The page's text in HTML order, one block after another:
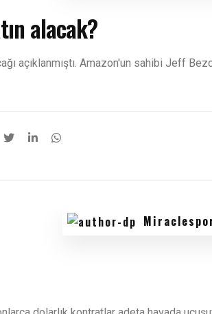
alacak?
açıklanmıştı. Amazon'un sahibi Jeff